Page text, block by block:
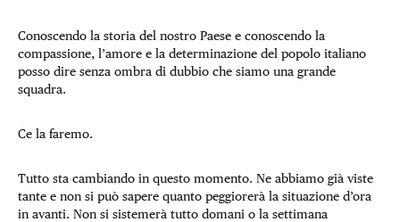
Conoscendo la storia del nostro Paese e conoscendo la
compassione, l’amore e la determinazione del popolo italiano
posso dire senza ombra di dubbio che siamo una grande
squadra.
Ce la faremo.
Tutto sta cambiando in questo momento. Ne abbiamo già viste
tante e non si può sapere quanto peggiorerà la situazione d’ora
in avanti. Non si sistemerà tutto domani o la settimana